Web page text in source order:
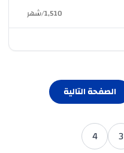
1,510
/شهر
الصفحة التالية
3
4